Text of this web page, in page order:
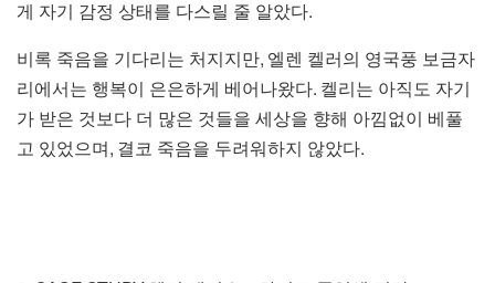
게 자기 감정 상태를 다스릴 줄 알았다.
비록 죽음을 기다리는 처지지만, 엘렌 켈러의 영국풍 보금자
리에서는 행복이 은은하게 베어나왔다. 켈리는 아직도 자기
가 받은 것보다 더 많은 것들을 세상을 향해 아낌없이 베풀
고 있었으며 , 결코 죽음을 두려워하지 않았다.